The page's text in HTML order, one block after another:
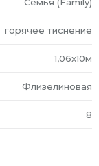
горячее тиснение
1,06x10м
Флизелиновая
8